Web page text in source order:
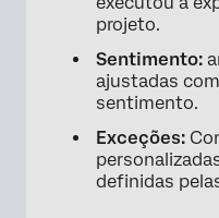
projeto.
Sentimento:
ajustadas
sentimento.
Exceções:
definidas